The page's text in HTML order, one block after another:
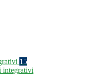
15
integrativi